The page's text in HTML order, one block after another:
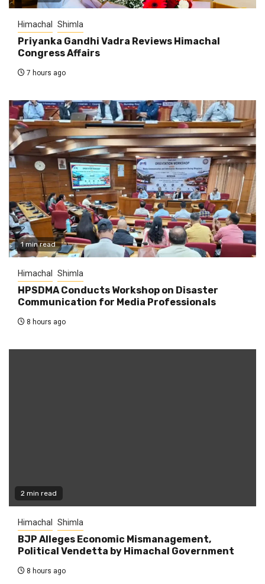
Himachal Shimla
Priyanka Gandhi Vadra Reviews Himachal
Congress Affairs
7 hours ago
1 min read
Himachal Shimla
HPSDMA Conducts Workshop on Disaster
Communication for Media Professionals
8 hours ago
2 min read
Himachal Shimla
BJP Alleges Economic Mismanagement,
Political Vendetta by Himachal Government
8 hours ago